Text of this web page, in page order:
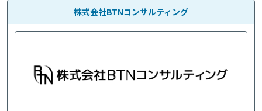
株式会社BTNコンサルティング